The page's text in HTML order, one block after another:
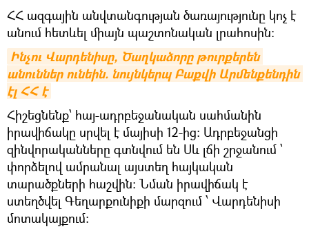
ՀՀ ազգային անվտանգության ծառայությունը կոչ է
անում հետևել միայն պաշտոնական լրահոսին:
Ինչու Վարդենիսը, Ծաղկաձորը թուրքերեն
անուններ ունեին. նույնկերպ Բաքվի Արմենքենդին
էլ ՀՀ է
Հիշեցնենք՝ հայ-ադրբեջանական սահմանին
իրավիճակը սրվել է մայիսի 12-ից։ Ադրբեջանցի
զինվորականները գտնվում են Սև լճի շրջանում ՝
փորձելով ամրանալ այստեղ հայկական
տարածքների հաշվին։ Նման իրավիճակ է
ստեղծվել Գեղարքունիքի մարզում ՝ Վարդենիսի
մոտակայքում։